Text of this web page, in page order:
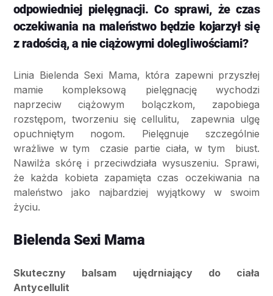
odpowiedniej pielęgnacji. Co sprawi, że czas
oczekiwania na maleństwo będzie kojarzył się
z radością, a nie ciążowymi dolegliwościami?
Linia Bielenda Sexi Mama, która zapewni przyszłej
mamie kompleksową pielęgnację wychodzi
naprzeciw ciążowym bolączkom, zapobiega
rozstępom, tworzeniu się cellulitu, zapewnia ulgę
opuchniętym nogom. Pielęgnuje szczególnie
wrażliwe w tym czasie partie ciała, w tym biust.
Nawilża skórę i przeciwdziała wysuszeniu. Sprawi,
że każda kobieta zapamięta czas oczekiwania na
maleństwo jako najbardziej wyjątkowy w swoim
życiu.
Bielenda Sexi Mama
Skuteczny balsam ujędrniający do ciała
Antycellulit